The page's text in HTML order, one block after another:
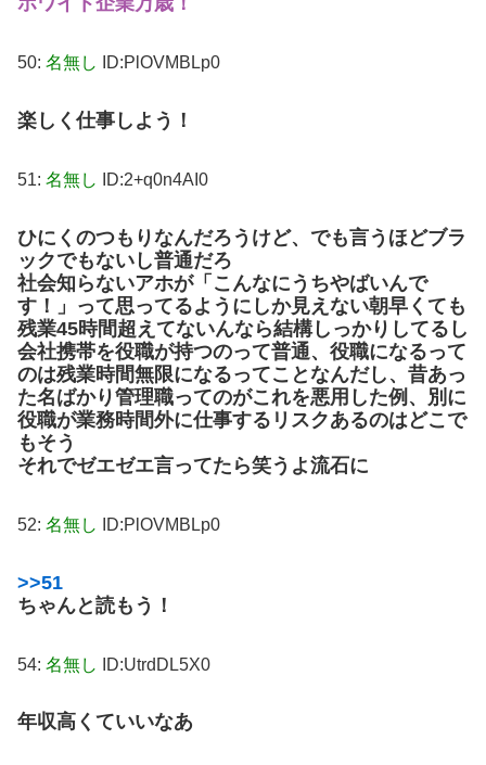
50: 名無し ID:PlOVMBLp0
楽しく仕事しよう！
51: 名無し ID:2+q0n4AI0
ひにくのつもりなんだろうけど、でも言うほどブラ
ックでもないし普通だろ
社会知らないアホが「こんなにうちやばいんで
す！」って思ってるようにしか見えない朝早くても
残業45時間超えてないんなら結構しっかりしてるし
会社携帯を役職が持つのって普通、役職になるって
のは残業時間無限になるってことなんだし、昔あっ
た名ばかり管理職ってのがこれを悪用した例、別に
役職が業務時間外に仕事するリスクあるのはどこで
もそう
それでゼエゼエ言ってたら笑うよ流石に
52: 名無し ID:PlOVMBLp0
>>51
ちゃんと読もう！
54: 名無し ID:UtrdDL5X0
年収高くていいなあ